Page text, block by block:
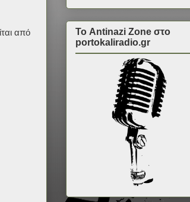
από
Το Antinazi Zone στο
portokaliradio.gr